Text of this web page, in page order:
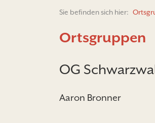
Sie befinden sich hier:
Ortsgruppen
OG
Aaron Bronner